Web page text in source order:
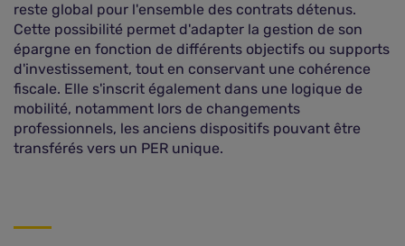
reste global pour l'ensemble des contrats détenus.
Cette possibilité permet d'adapter la gestion de son
épargne en fonction de différents objectifs ou supports
d'investissement, tout en conservant une cohérence
fiscale. Elle s'inscrit également dans une logique de
mobilité, notamment lors de changements
professionnels, les anciens dispositifs pouvant être
transférés vers un PER unique.